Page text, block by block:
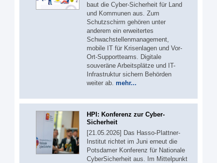
baut die Cyber-Sicherheit für Land
und Kommunen aus. Zum
Schutzschirm gehören unter
anderem ein erweitertes
Schwachstellenmanagement,
mobile IT für Krisenlagen und Vor-
Ort-Supportteams. Digitale
souveräne Arbeitsplätze und IT-
Infrastruktur sichern Behörden
weiter ab. mehr...
HPI: Konferenz zur Cyber-
Sicherheit
[21.05.2026] Das Hasso-Plattner-
Institut richtet im Juni erneut die
Potsdamer Konferenz für Nationale
CyberSicherheit aus. Im Mittelpunkt